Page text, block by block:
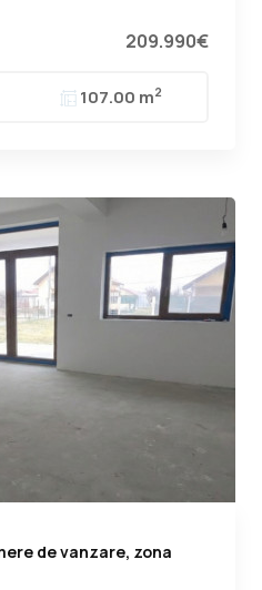
209.990€
107.00 m2
de vanzare, zona